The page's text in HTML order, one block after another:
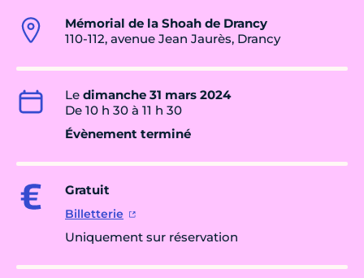
Mémorial de la Shoah de Drancy
110-112, avenue Jean Jaurès, Drancy
Le dimanche 31 mars 2024
De 10 h 30 à 11 h 30
Évènement terminé
Gratuit
Billetterie
Uniquement sur réservation